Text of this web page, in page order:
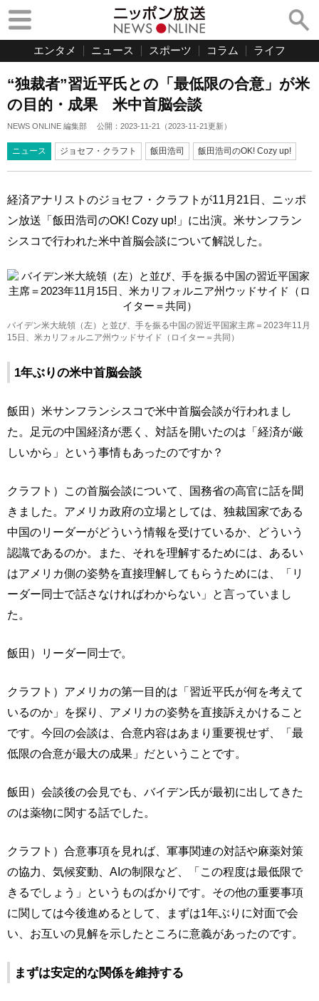
エンタメ ニュース スポーツ コラム ライフ
“独裁者”習近平氏との「最低限の合意」が米
の目的・成果 米中首脳会談
NEWS ONLINE 編集部 公開： 2023-11-21 （2023-11-21更新）
ニュース ジョセフ・クラフト 飯田浩司 飯田浩司のOK! Cozy up!
経済アナリストのジョセフ・クラフトが11月21日、ニッポ
ン放送「飯田浩司のOK! Cozy up!」に出演。米サンフラン
シスコで行われた米中首脳会談について解説した。
バイデン米大統領（左）と並び、手を振る中国の習近平国家主席＝2023年11月
15日、米カリフォルニア州ウッドサイド（ロイター＝共同）
1年ぶりの米中首脳会談
飯田）米サンフランシスコで米中首脳会談が行われまし
た。足元の中国経済が悪く、対話を開いたのは「経済が厳
しいから」という事情もあったのですか？
クラフト）この首脳会談について、国務省の高官に話を聞
きました。アメリカ政府の立場としては、独裁国家である
中国のリーダーがどういう情報を受けているか、どういう
認識であるのか。また、それを理解するためには、あるい
はアメリカ側の姿勢を直接理解してもらうためには、「リ
ーダー同士で話さなければわからない」と言っていまし
た。
飯田）リーダー同士で。
クラフト）アメリカの第一目的は「習近平氏が何を考えて
いるのか」を探り、アメリカの姿勢を直接訴えかけること
です。今回の会談は、合意内容はあまり重要視せず、「最
低限の合意が最大の成果」だということです。
飯田）会談後の会見でも、バイデン氏が最初に出してきた
のは薬物に関する話でした。
クラフト）合意事項を見れば、軍事関連の対話や麻薬対策
の協力、気候変動、AIの制限など、「この程度は最低限で
きるでしょう」というものばかりです。その他の重要事項
に関しては今後進めるとして、まずは1年ぶりに対面で会
い、お互いの見解を示したところに意義があったのです。
まずは安定的な関係を維持する